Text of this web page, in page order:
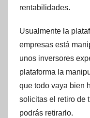
rentabilidades.
Usualmente la
empresas está
unos inversores
plataforma la
que todo vaya bien
solicitas el retiro de
podrás retirarlo.